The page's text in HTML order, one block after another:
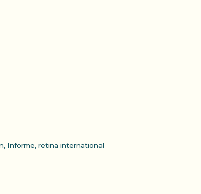
, Informe, retina international